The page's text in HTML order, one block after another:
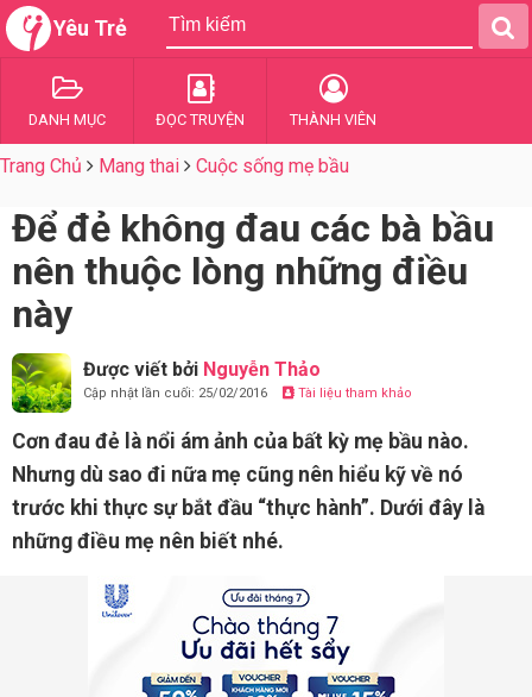
Yêu Trẻ
DANH MỤC ĐỌC TRUYỆN THÀNH VIÊN
Trang Chủ Mang thai Cuộc sống mẹ bầu
Để đẻ không đau các bà bầu
nên thuộc lòng những điều
này
Được viết bởi Nguyễn Thảo
Cập nhật lần cuối: 25/02/2016 Tài liệu tham khảo
Cơn đau đẻ là nổi ám ảnh của bất kỳ mẹ bầu nào.
Nhưng dù sao đi nữa mẹ cũng nên hiểu kỹ về nó
trước khi thực sự bắt đầu “thực hành”. Dưới đây là
những điều mẹ nên biết nhé.